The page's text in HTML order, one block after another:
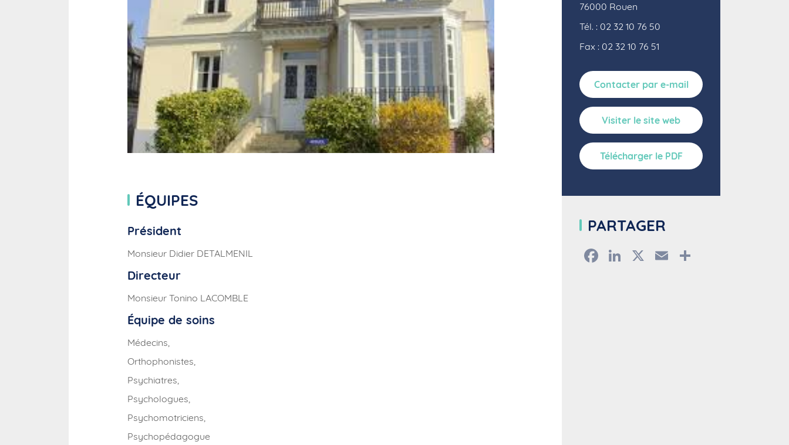
76000 Rouen
Tél. : 02 32 10 76 50
Fax : 02 32 10 76 51
Contacter par e-mail
Visiter le site web
Télécharger le PDF
PARTAGER
Facebook
LinkedIn
X Email
ÉQUIPES
Président
Monsieur Didier DETALMENIL
Directeur
Monsieur Tonino LACOMBLE
Équipe de soins
Médecins,
Orthophonistes,
Psychiatres,
Psychologues,
Psychomotriciens,
Psychopédagogue